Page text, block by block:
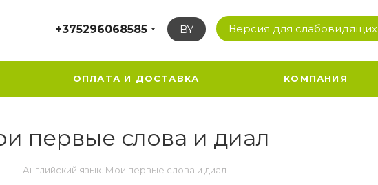
+375296068585 BY Версия для слабовидящих
ОПЛАТА И ДОСТАВКА КОМПАНИЯ
первые слова и диал
— Английский язык. Мои первые слова и диал